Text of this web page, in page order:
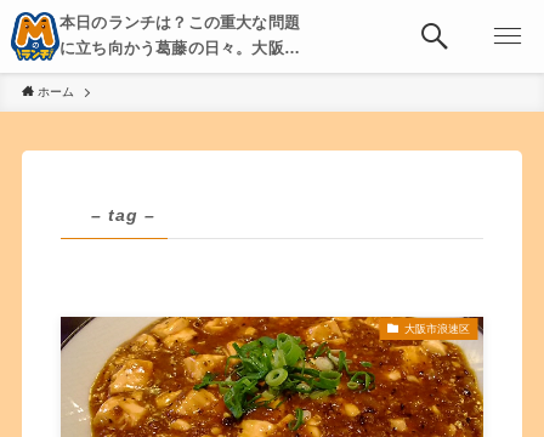
本日のランチは？この重大な問題
に立ち向かう葛藤の日々。大阪・
京都・神戸を中心とした食べ歩
き、飲み歩きを綴る。
ホーム
– tag –
大阪市浪速区